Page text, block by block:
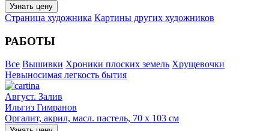
Узнать цену
Страница художника Картины других художников
РАБОТЫ
Все Вышивки Хроники плоских земель Хрущевочки
Невыносимая легкость бытия
Август. Залив
Ильгиз Гимранов
Оргалит, акрил, масл. пастель, 70 х 103 см